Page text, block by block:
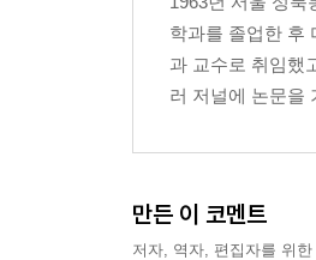
학과를 졸업한 후
과 교수로 취임했
러 저널에 논문을
만든 이 코멘트
저자, 역자, 편집자를 위